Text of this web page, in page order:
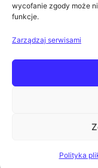
wycofanie zgody może
funkcje.
Zarządzaj serwisami
Polityka
Regulaminy